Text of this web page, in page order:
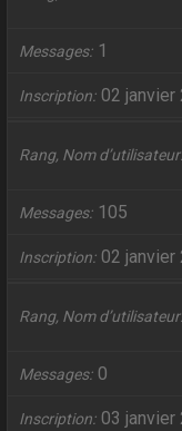
Messages 1
Inscription 02 janvier
Rang, Nom d’utilisateur
Messages 105
Inscription 02 janvier
Rang, Nom d’utilisateur
Messages 0
Inscription 03 janvier